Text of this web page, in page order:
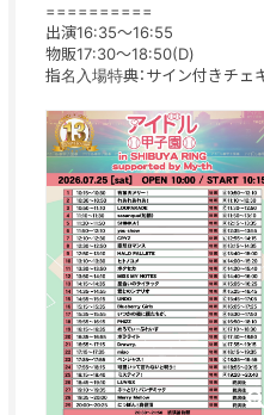
==========
出演16:35～16:55
物販17:30～18:50(D)
指名入場特典：サイン付きチェ